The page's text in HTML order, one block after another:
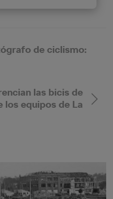
de ciclismo:
las bicis de
equipos de La